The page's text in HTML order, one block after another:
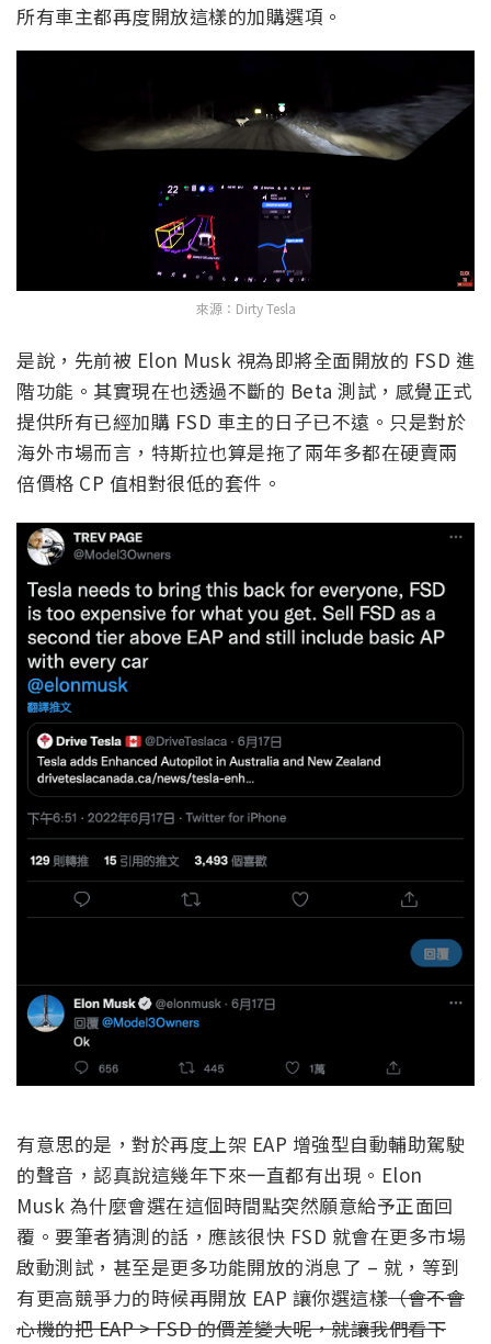
所有車主都再度開放這樣的加購選項。
來源：Dirty Tesla
是說，先前被 Elon Musk 視為即將全面開放的 FSD 進
階功能。其實現在也透過不斷的 Beta 測試，感覺正式
提供所有已經加購 FSD 車主的日子已不遠。只是對於
海外市場而言，特斯拉也算是拖了兩年多都在硬賣兩
倍價格 CP 值相對很低的套件。
有意思的是，對於再度上架 EAP 增強型自動輔助駕駛
的聲音，認真說這幾年下來一直都有出現。Elon
Musk 為什麼會選在這個時間點突然願意給予正面回
覆。要筆者猜測的話，應該很快 FSD 就會在更多市場
啟動測試，甚至是更多功能開放的消息了 – 就，等到
有更高競爭力的時候再開放 EAP 讓你選這樣（會不會
心機的把 EAP > FSD 的價差變大呢，就讓我們看下